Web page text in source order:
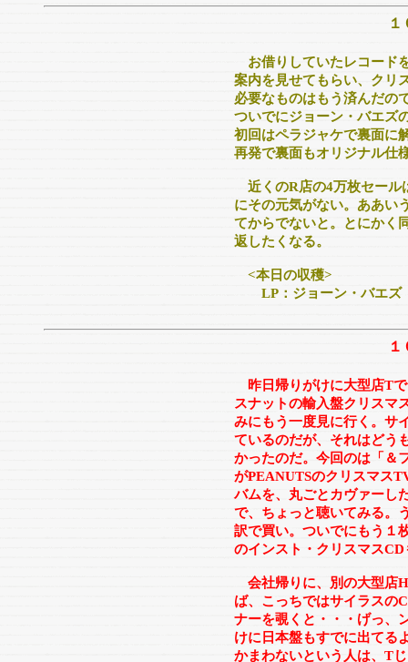
お借りしていたレコード
案内を見せてもらい、クリ
必要なものはもう済んだの
ついでにジョーン・バエズ
初回はペラジャケで裏面に
再発で裏面もオリジナル仕
近くのR店の4万枚セール
にその元気がない。ああい
てからでないと。とにかく
返したくなる。
<本日の収穫>
LP：ジョーン・バエズ
昨日帰りがけに大型店T
スナットの輸入盤クリスマ
みにもう一度見に行く。サ
ているのだが、それはどう
かったのだ。今回のは「＆
がPEANUTSのクリスマス
バムを、丸ごとカヴァーし
で、ちょっと聴いてみる。
訳で買い。ついでにもう１
のインスト・クリスマスCD
会社帰りに、別の大型店
ば、こっちではサイラスの
ナーを覗くと・・・げっ、
けに日本盤もすでに出てる
かまわないという人は、T